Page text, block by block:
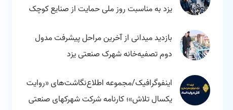
یزد به مناسبت روز ملی حمایت از صنایع کوچک
بازدید میدانی از آخرین مراحل پیشرفت مدول
دوم تصفیه‌خانه شهرک صنعتی یزد
اینفوگرافیک/مجموعه اطلاع‌نگاشت‌های «روایت
یکسال تلاش»؛ کارنامه شرکت شهرکهای صنعتی